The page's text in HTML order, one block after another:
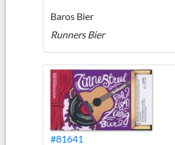
Baros Bier
Runners Bier
#81641